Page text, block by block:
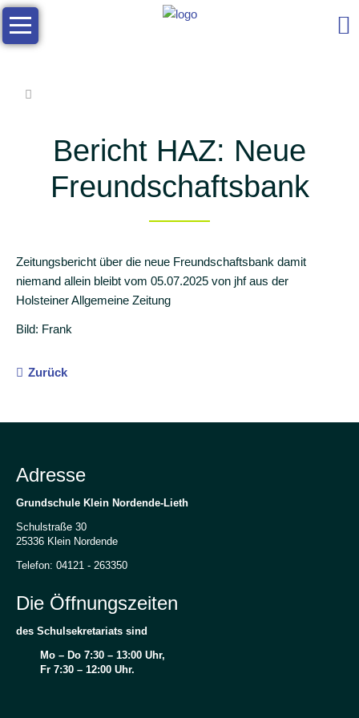
Navigation
überspringen
Die
Schule
Infos
Schulleben
Zusammenarbeit
Arbeitsgemeinschaften
Elternmitarbeit
Inklusion
Schulprogramm
Betreuung
Schulverein
Aktuelles
Bericht HAZ: Neue
Freundschaftsbank
Zeitungsbericht über die neue Freundschaftsbank damit
niemand allein bleibt vom 05.07.2025 von jhf aus der
Holsteiner Allgemeine Zeitung
Bild: Frank
Zurück
Adresse
Grundschule Klein Nordende-Lieth
Schulstraße 30
25336 Klein Nordende
Telefon: 04121 - 263350
Die Öffnungszeiten
des Schulsekretariats sind
Mo – Do 7:30 – 13:00 Uhr,
Fr 7:30 – 12:00 Uhr.